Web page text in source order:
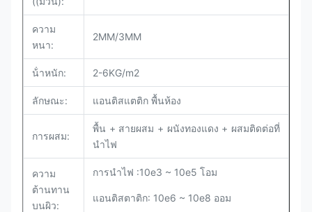
ความ
หนา:
2MM/3MM
น้ําหนัก: 2-6KG/m2
ลักษณะ: แอนติสแตติก พื้นห้อง
การผสม:
พื้น + สายผสม + ผนังทองแดง + ผสมติดต่อที่
นําไฟ
ความ
ต้านทาน
บนผิว:
การนําไฟ :10e3 ~ 10e5 โอม
แอนติสตาติก: 10e6 ~ 10e8 ออม